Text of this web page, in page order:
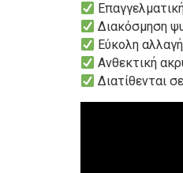
Διακόσμηση
Εύκολη
Ανθεκτική
Διατίθενται